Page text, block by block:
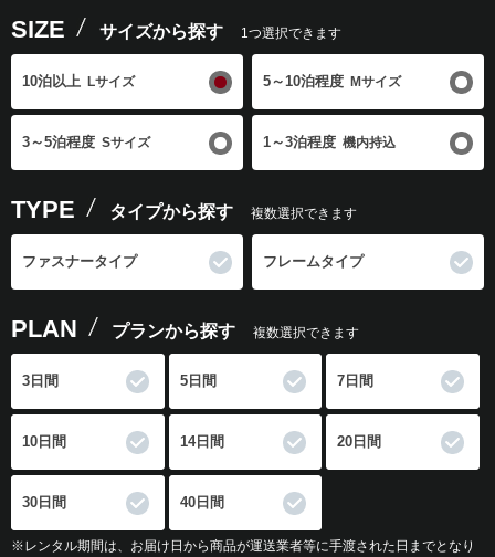
SIZE サイズから探す 1つ選択できます
10泊以上 Lサイズ 5～10泊程度 Mサイズ
3～5泊程度 Sサイズ 1～3泊程度 機内持込
TYPE タイプから探す 複数選択できます
ファスナータイプ フレームタイプ
PLAN プランから探す 複数選択できます
3日間 5日間 7日間
10日間 14日間 20日間
30日間 40日間
※レンタル期間は、お届け日から商品が運送業者等に手渡された日までとなり